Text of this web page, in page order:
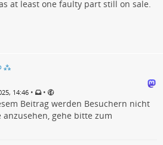
at least one faulty part still on sale.
⁂
14:46 • •
Beitrag werden Besuchern nicht
anzusehen, gehe bitte zum